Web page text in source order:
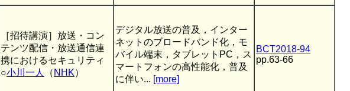
［招待講演］放送・コン
テンツ配信・放送通信連
携におけるセキュリティ
○小川一人 （ NHK）
デジタル放送の普及，インター
ネットのブロードバンド化，モ
バイル端末，タブレットPC，ス
マートフォンの高性能化，普及
に伴い... [more]
BCT2018-94
pp.63-66